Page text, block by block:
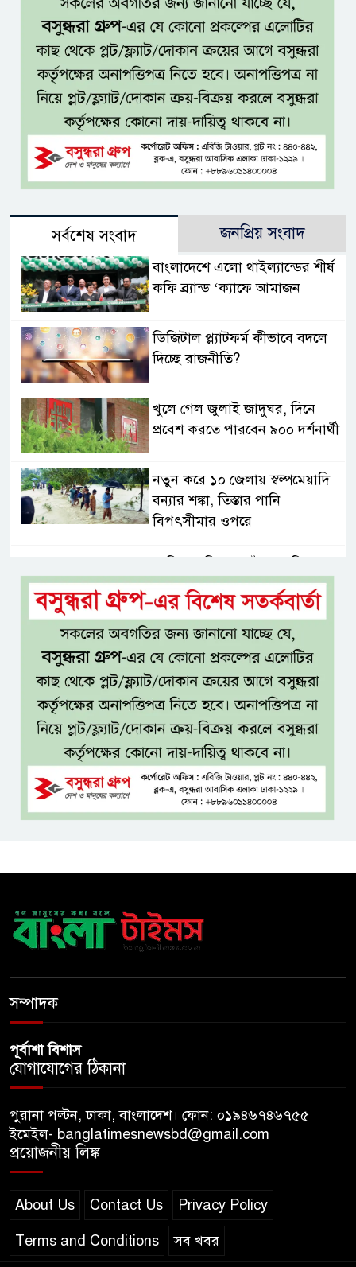
সর্বশেষ সংবাদ জনপ্রিয় সংবাদ
বাংলাদেশে এলো থাইল্যান্ডের শীর্ষ
কফি ব্র্যান্ড ‘ক্যাফে আমাজন
ডিজিটাল প্ল্যাটফর্ম কীভাবে বদলে
দিচ্ছে রাজনীতি?
খুলে গেল জুলাই জাদুঘর, দিনে
প্রবেশ করতে পারবেন ৯০০ দর্শনার্থী
নতুন করে ১০ জেলায় স্বল্পমেয়াদি
বন্যার শঙ্কা, তিস্তার পানি
বিপৎসীমার ওপরে
দেশীয় মাছে মিলল মাইক্রোপ্লাস্টিক,
সবচেয়ে বেশি কই মাছে
সিলেটের সাবেক মন্ত্রী-এমপিদের
কেউ আত্মগোপনে, কেউ বিদেশে
দিল্লিতে শেখ হাসিনার সংবাদমাধ্যমে
বক্তব্যে তীব্র ক্ষোভ বাংলাদেশের
জামিনে থাকা অবস্থায় নির্বাচনী জয়,
রুখসার আহমেদকে ঘিরে বিতর্ক
বাংলাদেশে চালু হচ্ছে বিশ্বখ্যাত থাই
কফি চেইন ‘ক্যাফে আমাজন’
সম্পাদক
পূর্বাশা বিশাস
যোগাযোগের ঠিকানা
পুরানা পল্টন, ঢাকা, বাংলাদেশ। ফোন: ০১৯৪৬৭৪৬৭৫৫
ইমেইল- banglatimesnewsbd@gmail.com
প্রয়োজনীয় লিঙ্ক
About Us Contact Us Privacy Policy
Terms and Conditions সব খবর